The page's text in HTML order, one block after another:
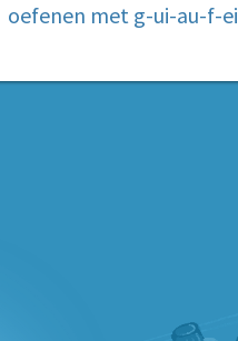
oefenen met g-ui-au-f-ei